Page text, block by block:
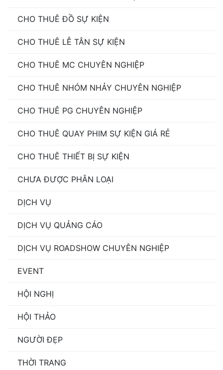
CHO THUÊ ĐỒ SỰ KIỆN
CHO THUÊ LỄ TÂN SỰ KIỆN
CHO THUÊ MC CHUYÊN NGHIỆP
CHO THUÊ NHÓM NHẢY CHUYÊN NGHIỆP
CHO THUÊ PG CHUYÊN NGHIỆP
CHO THUÊ QUAY PHIM SỰ KIỆN GIÁ RẺ
CHO THUÊ THIẾT BỊ SỰ KIỆN
CHƯA ĐƯỢC PHÂN LOẠI
DỊCH VỤ
DỊCH VỤ QUẢNG CÁO
DỊCH VỤ ROADSHOW CHUYÊN NGHIỆP
EVENT
HỘI NGHỊ
HỘI THẢO
NGƯỜI ĐẸP
THỜI TRANG